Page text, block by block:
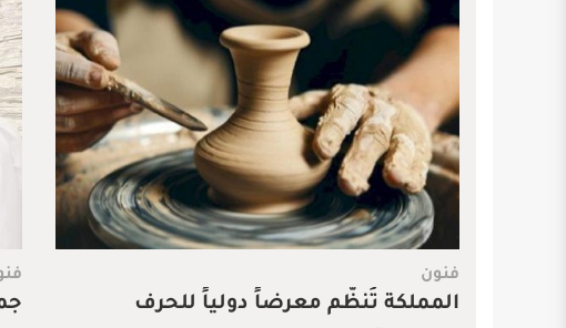
فنون
المملكة تُنظّم معرضاً دولياً للحرف